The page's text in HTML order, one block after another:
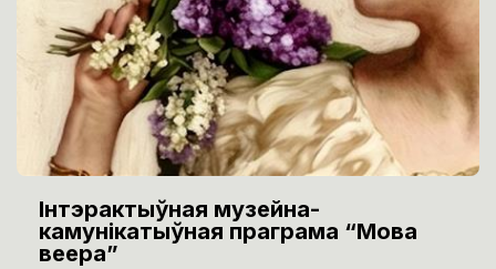
Інтэрактыўная музейна-
камунікатыўная праграма “Мова
веера”